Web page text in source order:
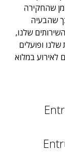
שהחקירה
שהבעיה
שלנו,
ופועלים
במלוא